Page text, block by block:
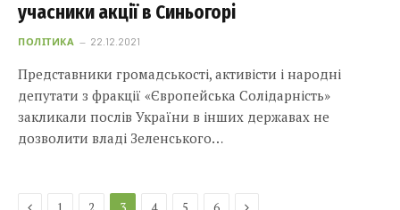
учасники акції в Синьогорі
ПОЛІТИКА 22.12.2021
Представники громадськості, активісти і народні
депутати з фракції «Європейська Солідарність»
закликали послів України в інших державах не
дозволити владі Зеленського…
Previous Next